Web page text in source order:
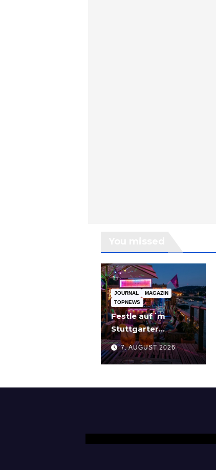
JOURNAL
MAGAZIN
TOPNEWS
Festle auf´m
Stuttgarter
Partyschiff: „Tier
am Pier“
7. AUGUST 2026